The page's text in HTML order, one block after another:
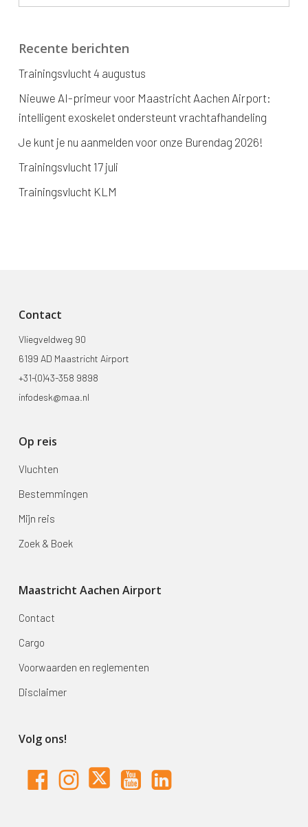
Recente berichten
Trainingsvlucht 4 augustus
Nieuwe AI-primeur voor Maastricht Aachen Airport:
intelligent exoskelet ondersteunt vrachtafhandeling
Je kunt je nu aanmelden voor onze Burendag 2026!
Trainingsvlucht 17 juli
Trainingsvlucht KLM
Contact
Vliegveldweg 90
6199 AD Maastricht Airport
+31-(0)43-358 9898
infodesk@maa.nl
Op reis
Vluchten
Bestemmingen
Mijn reis
Zoek & Boek
Maastricht Aachen Airport
Contact
Cargo
Voorwaarden en reglementen
Disclaimer
Volg ons!